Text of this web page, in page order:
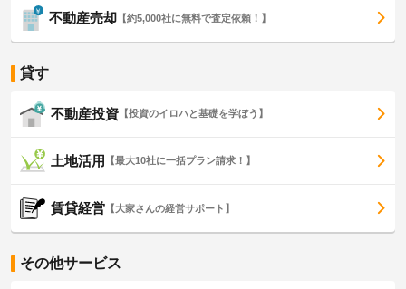
不動産売却 【約5,000社に無料で査定依頼！】
貸す
不動産投資 【投資のイロハと基礎を学ぼう】
土地活用 【最大10社に一括プラン請求！】
賃貸経営 【大家さんの経営サポート】
その他サービス